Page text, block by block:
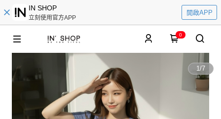
IN SHOP
立刻使用官方APP
開啟APP
0
1/7